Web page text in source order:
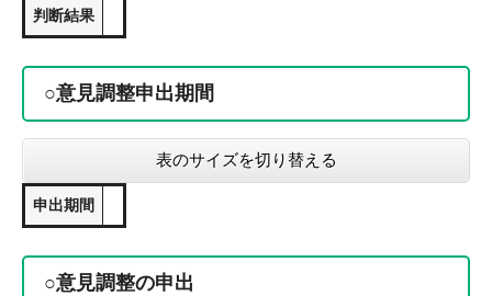
判断結果
○意見調整申出期間
表のサイズを切り替える
申出期間
○意見調整の申出